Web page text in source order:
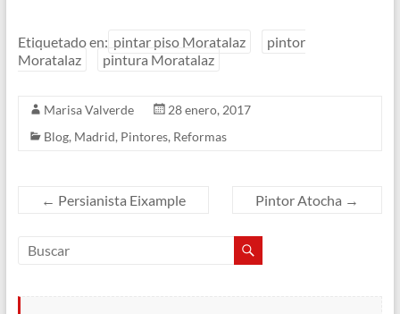
Etiquetado en: pintar piso Moratalaz
pintor
Moratalaz
pintura Moratalaz
Marisa Valverde
28 enero, 2017
Blog, Madrid, Pintores, Reformas
← Persianista Eixample Pintor Atocha →